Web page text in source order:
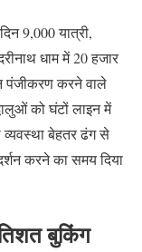
9,000 यात्री,
धाम में 20 हजार
पंजीकरण करने वाले
को घंटों लाइन में
बेहतर ढंग से
करने का समय दिया
बुकिंग